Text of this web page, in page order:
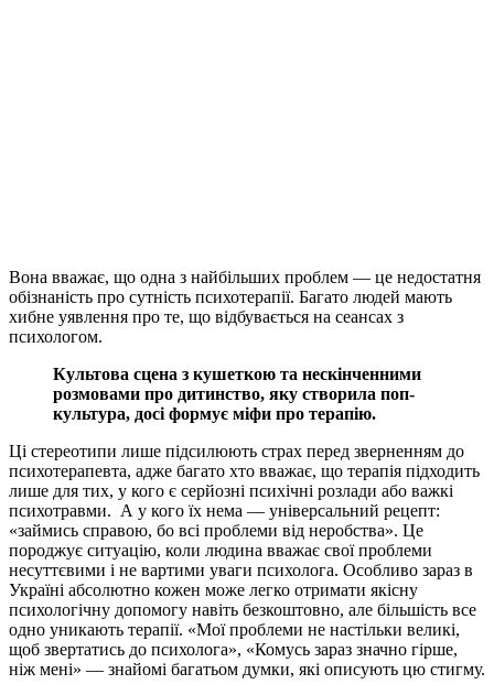
Вона вважає, що одна з найбільших проблем — це недостатня
обізнаність про сутність психотерапії. Багато людей мають
хибне уявлення про те, що відбувається на сеансах з
психологом.
Культова сцена з кушеткою та нескінченними
розмовами про дитинство, яку створила поп-
культура, досі формує міфи про терапію.
Ці стереотипи лише підсилюють страх перед зверненням до
психотерапевта, адже багато хто вважає, що терапія підходить
лише для тих, у кого є серйозні психічні розлади або важкі
психотравми. А у кого їх нема — універсальний рецепт:
«займись справою, бо всі проблеми від неробства». Це
породжує ситуацію, коли людина вважає свої проблеми
несуттєвими і не вартими уваги психолога. Особливо зараз в
Україні абсолютно кожен може легко отримати якісну
психологічну допомогу навіть безкоштовно, але більшість все
одно уникають терапії. «Мої проблеми не настільки великі,
щоб звертатись до психолога», «Комусь зараз значно гірше,
ніж мені» — знайомі багатьом думки, які описують цю стигму.